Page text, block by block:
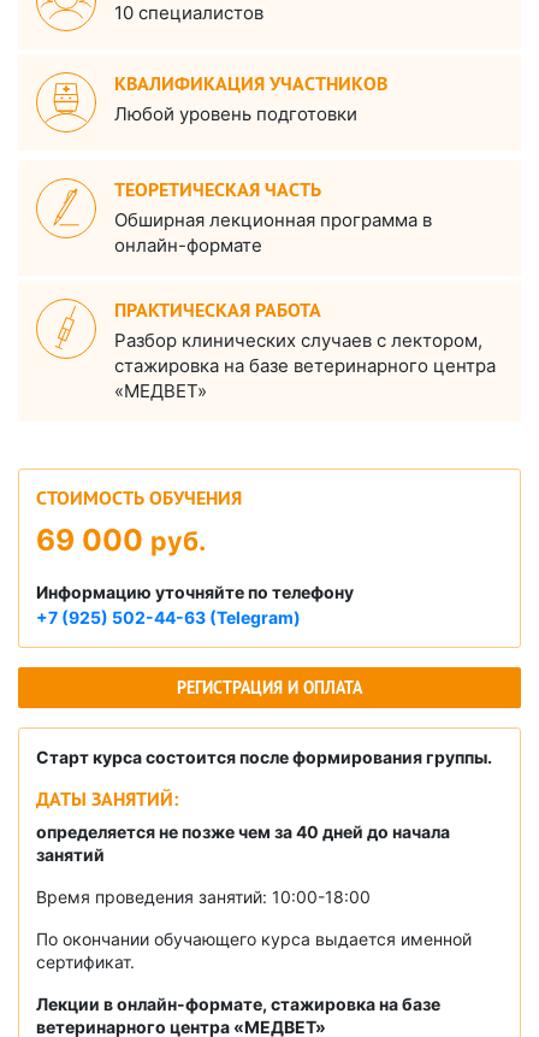
10 специалистов
КВАЛИФИКАЦИЯ УЧАСТНИКОВ
Любой уровень подготовки
ТЕОРЕТИЧЕСКАЯ ЧАСТЬ
Обширная лекционная программа в
онлайн-формате
ПРАКТИЧЕСКАЯ РАБОТА
Разбор клинических случаев с лектором,
стажировка на базе ветеринарного центра
«МЕДВЕТ»
СТОИМОСТЬ ОБУЧЕНИЯ
69 000 руб.
Информацию уточняйте по телефону
+7 (925) 502-44-63 (Telegram)
РЕГИСТРАЦИЯ И ОПЛАТА
Старт курса состоится после формирования группы.
ДАТЫ ЗАНЯТИЙ:
определяется не позже чем за 40 дней до начала
занятий
Время проведения занятий: 10:00-18:00
По окончании обучающего курса выдается именной
сертификат.
Лекции в онлайн-формате, стажировка на базе
ветеринарного центра «МЕДВЕТ»